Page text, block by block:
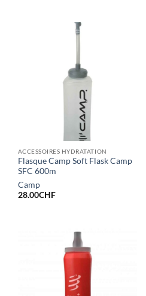
ACCESSOIRES HYDRATATION
Flasque Camp Soft Flask Camp
SFC 600m
Camp
28.00CHF